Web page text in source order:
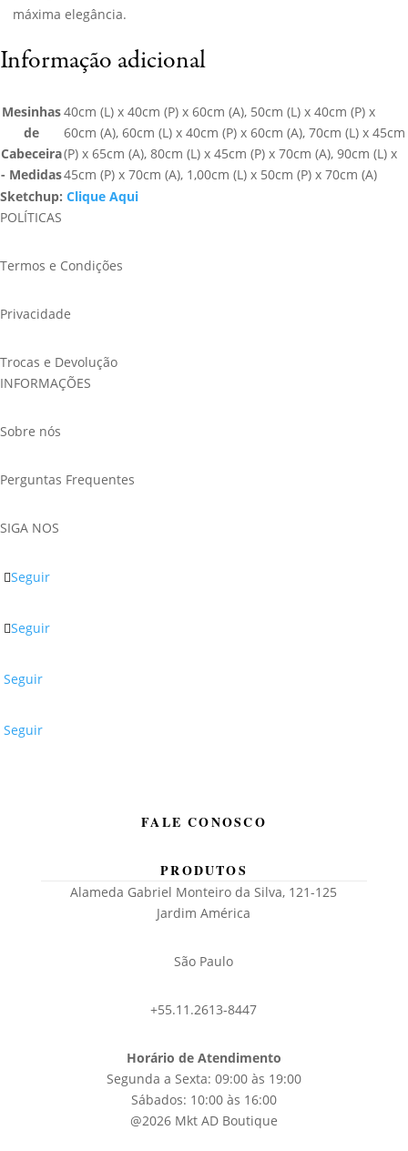
máxima elegância.
Informação adicional
Mesinhas
de
Cabeceira
- Medidas
40cm (L) x 40cm (P) x 60cm (A), 50cm (L) x 40cm (P) x
60cm (A), 60cm (L) x 40cm (P) x 60cm (A), 70cm (L) x 45cm
(P) x 65cm (A), 80cm (L) x 45cm (P) x 70cm (A), 90cm (L) x
45cm (P) x 70cm (A), 1,00cm (L) x 50cm (P) x 70cm (A)
Sketchup: Clique Aqui
POLÍTICAS
Termos e Condições
Privacidade
Trocas e Devolução
INFORMAÇÕES
Sobre nós
Perguntas Frequentes
SIGA NOS
Seguir
Seguir
Seguir
Seguir
FALE CONOSCO
PRODUTOS
Alameda Gabriel Monteiro da Silva, 121-125
Jardim América
São Paulo
+55.11.2613-8447
Horário de Atendimento
Segunda a Sexta: 09:00 às 19:00
Sábados: 10:00 às 16:00
@2026 Mkt AD Boutique